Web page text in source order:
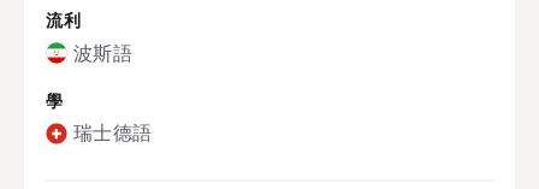
流利
波斯語
學
瑞士德語